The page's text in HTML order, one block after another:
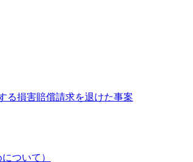
る損害賠償請求を退けた事案
ついて）